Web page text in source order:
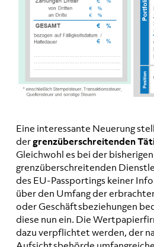
Eine interessante Neuerung
dergrenzüberschreitenden
Gleichwohl es bei der
grenzüberschreitenden
des EU-Passportings keiner
über den Umfang der
oder Geschäftsbeziehungen
diese nun ein. Die
dazu verpflichtet werden, der